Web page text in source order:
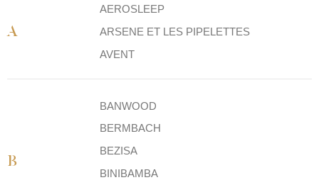
A
AEROSLEEP
ARSENE ET LES PIPELETTES
AVENT
B
BANWOOD
BERMBACH
BEZISA
BINIBAMBA